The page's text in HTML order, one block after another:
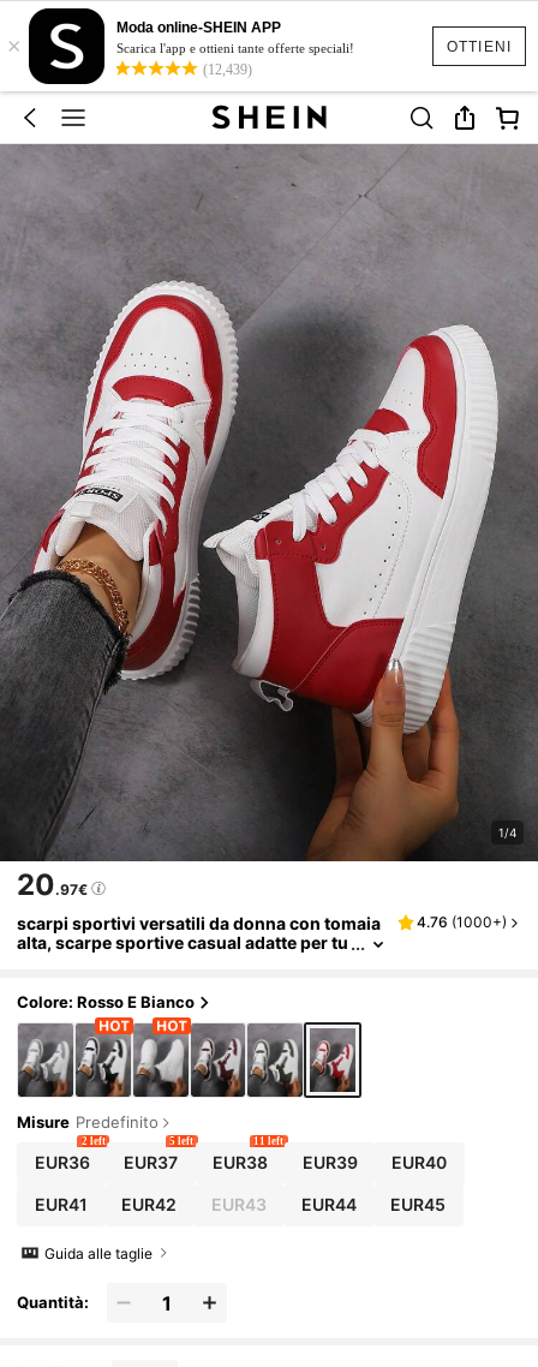
OTTIENI
×
Moda online-SHEIN APP
Scarica l'app e ottieni tante offerte speciali!
(12,439)
1/4
20.97€
scarpi sportivi versatili da donna con tomaia
alta, scarpe sportive casual adatte per tu
ve leggere antiscivolo, scarpi sportivi con pl
atform, scarpe da donna con punta tonda e l
acci, adatte per feste, uso quotidiano, regali
per studenti
4.76 (1000+)
Colore: Rosso E Bianco
Misure Predefinito
EUR36
2 left
EUR37
5 left
EUR38
11 left
EUR39 EUR40
EUR41 EUR42 EUR43 EUR44 EUR45
Guida alle taglie
Quantità: